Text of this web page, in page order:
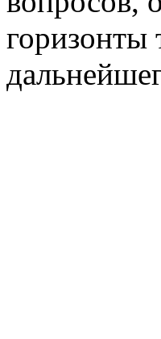
горизонты